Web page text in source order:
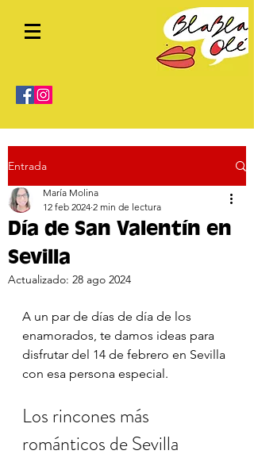
Entrada
Día de San Valentín en
Sevilla
María Molina
12 feb 2024 2 min de lectura
Actualizado: 28 ago 2024
A un par de días de día de los
enamorados, te damos ideas para
disfrutar del 14 de febrero en Sevilla
con esa persona especial.
Los rincones más
románticos de Sevilla